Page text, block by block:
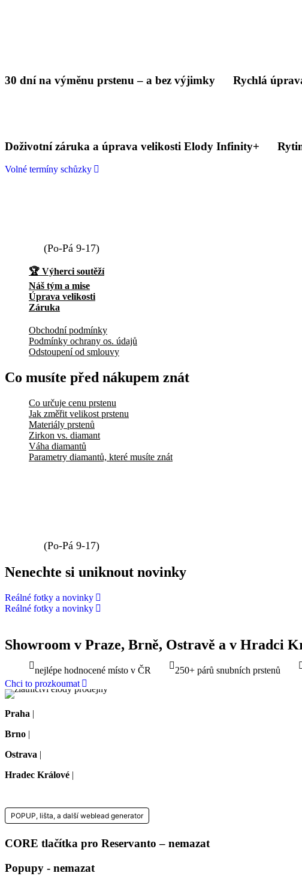
30 dní na výměnu prstenu – a bez výjimky Rychlá
Doživotní záruka a úprava velikosti Elody Infinity+
Volné termíny schůzky
(Po-Pá 9-17)
🏆 Výherci soutěží
Náš tým a mise
Úprava velikosti
Záruka
Obchodní podmínky
Podmínky ochrany os. údajů
Odstoupení od smlouvy
Co musíte před nákupem znát
Co určuje cenu prstenu
Jak změřit velikost prstenu
Materiály prstenů
Zirkon vs. diamant
Váha diamantů
Parametry diamantů, které musíte znát
(Po-Pá 9-17)
Nenechte si uniknout novinky
Reálné fotky a novinky
Reálné fotky a novinky
Showroom v Praze, Brně, Ostravě a v Hradci
nejlépe hodnocené místo v ČR 250+ párů snubních prstenů
Chci to prozkoumat
Praha |
Brno |
Ostrava |
Hradec Králové |
POPUP, lišta, a další weblead generator
CORE tlačítka pro Reservanto – nemazat
Popupy - nemazat